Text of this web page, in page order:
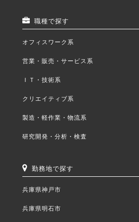
職種で探す
オフィスワーク系
営業・販売・サービス系
ＩＴ・技術系
クリエイティブ系
製造・軽作業・物流系
研究開発・分析・検査
勤務地で探す
兵庫県神戸市
兵庫県明石市